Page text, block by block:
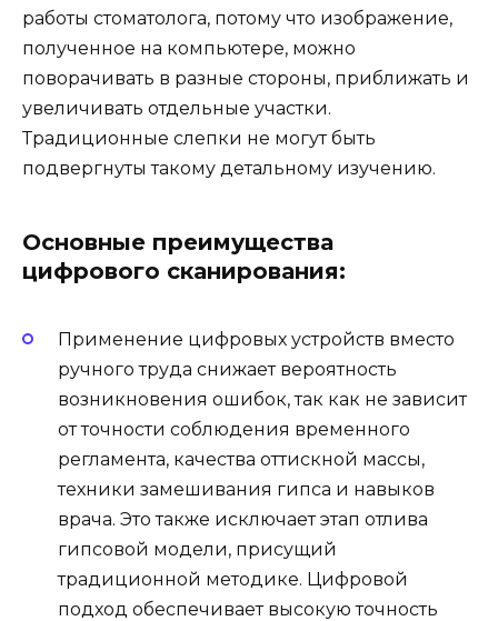
работы стоматолога, потому что изображение,
полученное на компьютере, можно
поворачивать в разные стороны, приближать и
увеличивать отдельные участки.
Традиционные слепки не могут быть
подвергнуты такому детальному изучению.
Основные преимущества
цифрового сканирования:
Применение цифровых устройств вместо
ручного труда снижает вероятность
возникновения ошибок, так как не зависит
от точности соблюдения временного
регламента, качества оттискной массы,
техники замешивания гипса и навыков
врача. Это также исключает этап отлива
гипсовой модели, присущий
традиционной методике. Цифровой
подход обеспечивает высокую точность